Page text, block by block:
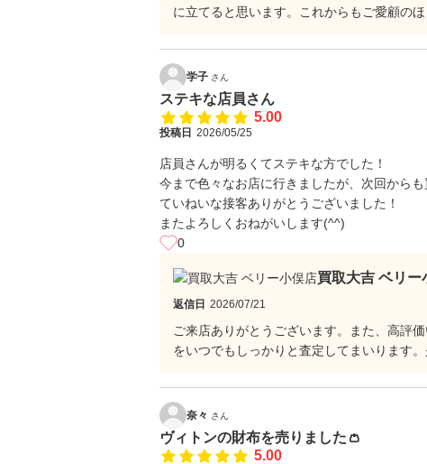
に立てると思います。これからもご愛顧の
学子 さん
ステキな店員さん
5.00
投稿日 2026/05/25
店員さんが明るくてステキな方でした！
今まで色々なお店に行きましたが、次回から
ていねいな接客ありがとうございました！
またよろしくおねがいします(^^)
0
買取大吉 ベリ
返信日 2026/07/21
ご来店ありがとうございます。また、高評
をいつでもしっかりと査定してまいります
奈々 さん
ヴィトンの財布を売りました👛
5.00